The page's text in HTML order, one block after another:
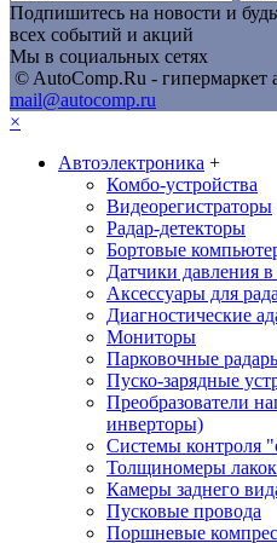
Подпишитесь на новости и
всех событий и акций
Мы в социальных сетях
© AutoComp.Ru - гипермаркет
mail@autocomp.ru
×
Автоэлектроника +
Комбо-устройства
Видеорегистраторы
Радар-детекторы
Бортовые
Датчики давления
Аксессуары для
Диагностические
Мониторы
Парковочные
Пуско-зарядные
Преобразователи
инверторы)
Системы контроля
Толщиномеры
Камеры заднего
Пусковые провода
Поршневые